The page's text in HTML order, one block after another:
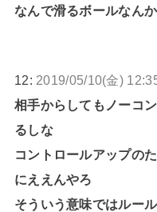
なんで滑るボールなん
12: 2019/05/10(金)
相手からしてもノーコ
るしな
コントロールアップの
にええんやろ
そういう意味ではルー